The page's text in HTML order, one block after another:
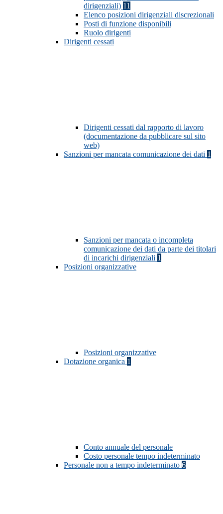
dirigenziali) 11
Elenco posizioni dirigenziali discrezionali
Posti di funzione disponibili
Ruolo dirigenti
Dirigenti cessati
Dirigenti cessati dal rapporto di lavoro
(documentazione da pubblicare sul sito
web)
Sanzioni per mancata comunicazione dei dati 1
Sanzioni per mancata o incompleta
comunicazione dei dati da parte dei titolari
di incarichi dirigenziali 1
Posizioni organizzative
Posizioni organizzative
Dotazione organica 1
Conto annuale del personale
Costo personale tempo indeterminato
Personale non a tempo indeterminato 6